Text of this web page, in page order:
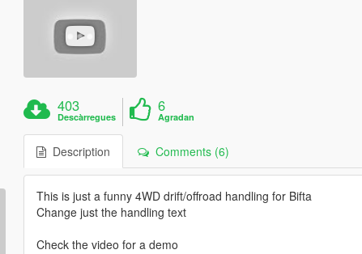
403
Descàrregues
6
Agradan
Description Comments (6)
This is just a funny 4WD drift/offroad handling for Bifta
Change just the handling text
Check the video for a demo